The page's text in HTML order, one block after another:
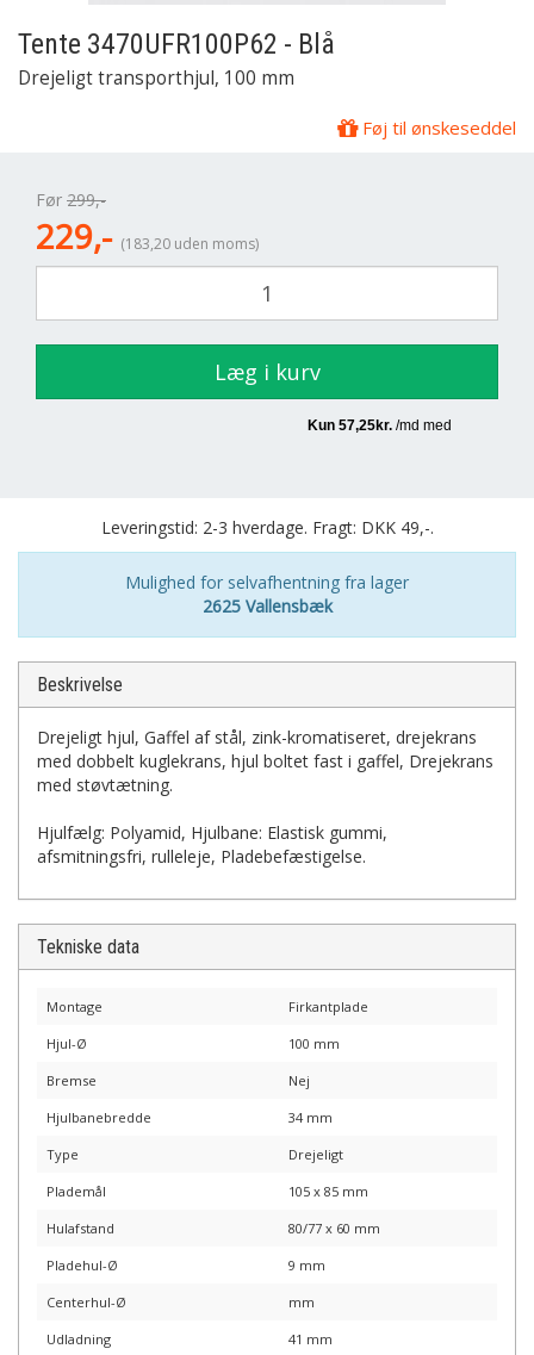
Tente 3470UFR100P62 - Blå
Drejeligt transporthjul, 100 mm
Føj til ønskeseddel
Før 299,-
229,- (183,20 uden moms)
Læg i kurv
Leveringstid: 2-3 hverdage. Fragt: DKK 49,-.
Mulighed for selvafhentning fra lager
2625 Vallensbæk
Beskrivelse
Drejeligt hjul, Gaffel af stål, zink-kromatiseret, drejekrans
med dobbelt kuglekrans, hjul boltet fast i gaffel, Drejekrans
med støvtætning.
Hjulfælg: Polyamid, Hjulbane: Elastisk gummi,
afsmitningsfri, rulleleje, Pladebefæstigelse.
Tekniske data
Montage Firkantplade
Hjul-Ø 100 mm
Bremse Nej
Hjulbanebredde 34 mm
Type Drejeligt
Plademål 105 x 85 mm
Hulafstand 80/77 x 60 mm
Pladehul-Ø 9 mm
Centerhul-Ø mm
Udladning 41 mm